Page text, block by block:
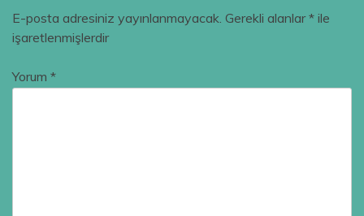
E-posta adresiniz yayınlanmayacak. Gerekli alanlar* ile
işaretlenmişlerdir
Yorum *